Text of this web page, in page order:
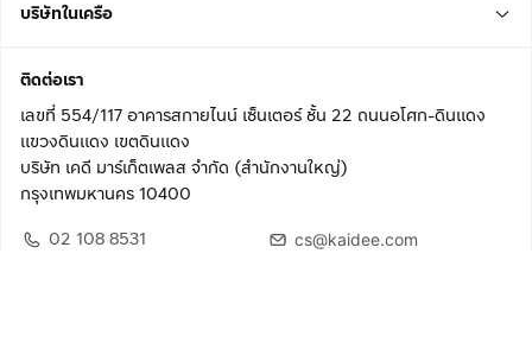
บริษัทในเครือ
ติดต่อเรา
เลขที่ 554/117 อาคารสกายไนน์ เซ็นเตอร์ ชั้น 22 ถนนอโศก-ดินแดง
แขวงดินแดง เขตดินแดง
บริษัท เคดี มาร์เก็ตเพลส จำกัด (สำนักงานใหญ่)
กรุงเทพมหานคร 10400
02 108 8531
cs@kaidee.com